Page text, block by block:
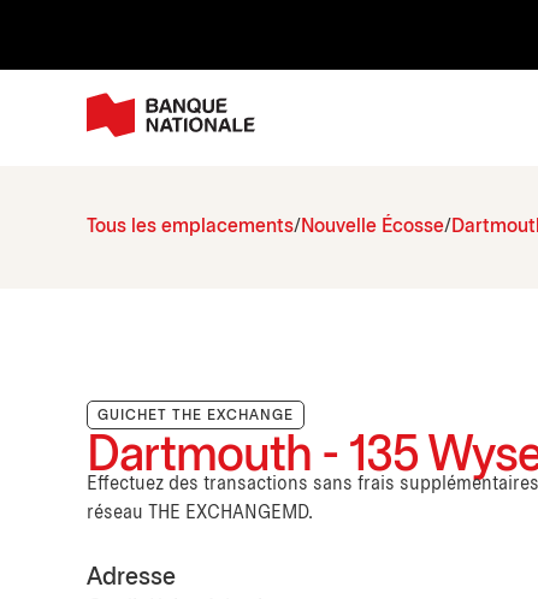
Tous les emplacements Nouvelle Écosse
GUICHET THE EXCHANGE
Dartmouth - 135
Effectuez des transactions sans frais
réseau THE EXCHANGEMD.
Adresse